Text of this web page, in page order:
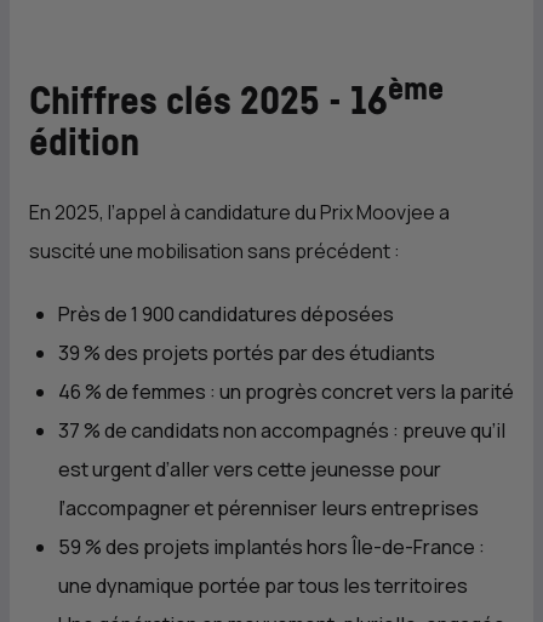
Chiffres clés 2025 - 16ème
édition
En 2025, l’appel à candidature du Prix Moovjee a
suscité une mobilisation sans précédent :
Près de 1 900 candidatures déposées
39 % des projets portés par des étudiants
46 % de femmes : un progrès concret vers la parité
37 % de candidats non accompagnés : preuve qu’il
est urgent d’aller vers cette jeunesse pour
l’accompagner et pérenniser leurs entreprises
59 % des projets implantés hors Île-de-France :
une dynamique portée par tous les territoires